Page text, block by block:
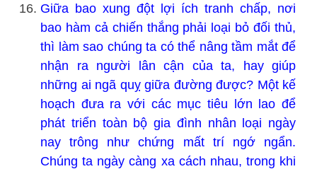
Giữa bao xung đột lợi ích tranh chấp, nơi
bao hàm cả chiến thắng phải loại bỏ đối thủ,
thì làm sao chúng ta có thể nâng tầm mắt để
nhận ra người lân cận của ta, hay giúp
những ai ngã quỵ giữa đường được? Một kế
hoạch đưa ra với các mục tiêu lớn lao để
phát triển toàn bộ gia đình nhân loại ngày
nay trông như chứng mất trí ngớ ngẩn.
Chúng ta ngày càng xa cách nhau, trong khi